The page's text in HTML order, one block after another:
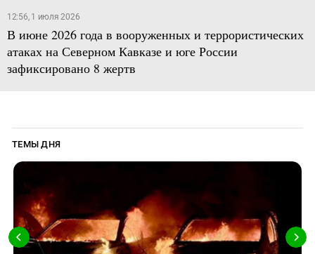
12:56, 1 июля 2026
В июне 2026 года в вооруженных и террористических
атаках на Северном Кавказе и юге России
зафиксировано 8 жертв
ТЕМЫ ДНЯ